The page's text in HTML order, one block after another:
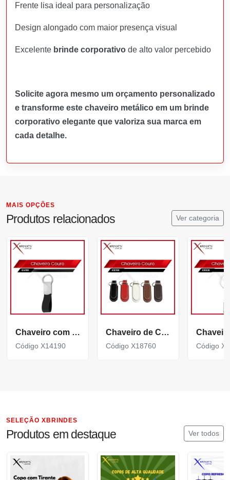
Frente lisa ideal para personalização
Design alongado com maior presença visual
Excelente brinde corporativo de alto valor percebido
Solicite agora mesmo um orçamento personalizado
e transforme este chaveiro metálico em um brinde
corporativo elegante que valoriza sua marca em
cada detalhe.
MAIS OPÇÕES
Produtos relacionados Ver categoria
Chaveiro com couro sintético e argola giratória X14190
Código X14190
Chaveiro de Couro Sintético com Formato Minimalista X18760
Código X18760 Código
SELEÇÃO XBRINDES
Produtos em destaque Ver todos